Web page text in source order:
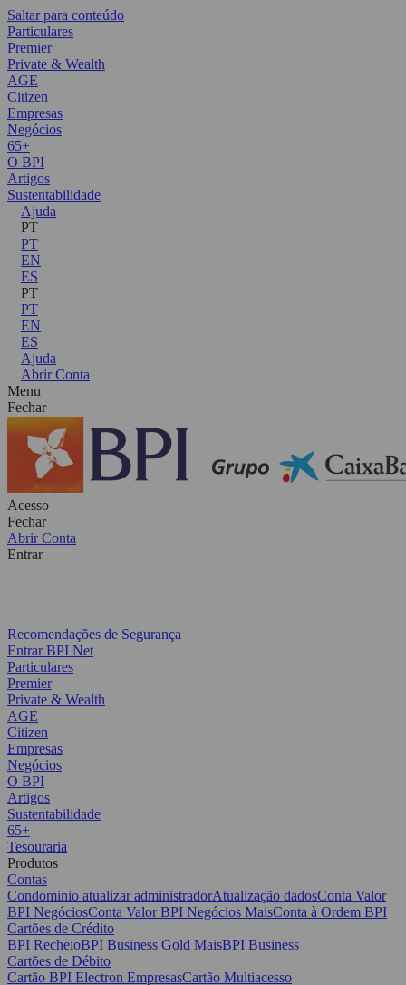
Saltar para conteúdo
Particulares
Premier
Private & Wealth
AGE
Citizen
Empresas
Negócios
65+
O BPI
Artigos
Sustentabilidade
Ajuda
PT
PT
EN
ES
PT
PT
EN
ES
Ajuda
Abrir Conta
Menu
Fechar
Acesso
Fechar
Abrir Conta
Entrar
Recomendações de Segurança
Entrar BPI Net
Particulares
Premier
Private & Wealth
AGE
Citizen
Empresas
Negócios
O BPI
Artigos
Sustentabilidade
65+
Tesouraria
Produtos
Contas
Condominio atualizar administradorAtualização dadosConta Valor
BPI NegóciosConta Valor BPI Negócios MaisConta à Ordem BPI
Cartões de Crédito
BPI RecheioBPI Business Gold MaisBPI Business
Cartões de Débito
Cartão BPI Electron EmpresasCartão Multiacesso